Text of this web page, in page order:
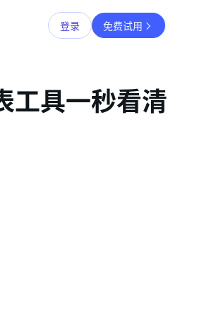
登录 免费试用
工具一秒看清